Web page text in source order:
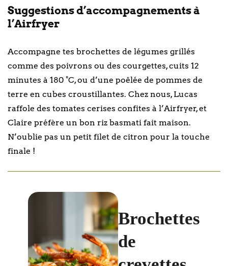
Suggestions d’accompagnements à
l’Airfryer
Accompagne tes brochettes de légumes grillés
comme des poivrons ou des courgettes, cuits 12
minutes à 180 °C, ou d’une poêlée de pommes de
terre en cubes croustillantes. Chez nous, Lucas
raffole des tomates cerises confites à l’Airfryer, et
Claire préfère un bon riz basmati fait maison.
N’oublie pas un petit filet de citron pour la touche
finale !
Brochettes
de